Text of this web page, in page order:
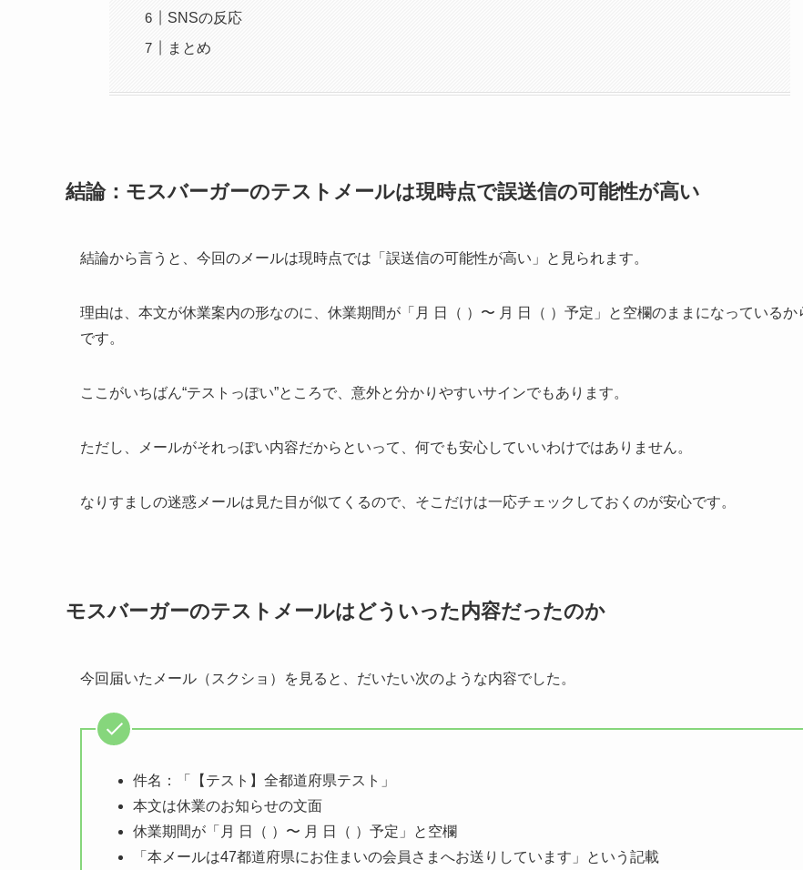
SNSの反応
まとめ
結論：モスバーガーのテストメールは現時点で誤送信の可能性が高い
結論から言うと、今回のメールは現時点では「誤送信の可能性が高い」と見られます。
理由は、本文が休業案内の形なのに、休業期間が「月 日（ ）〜 月 日（ ）予定」と空欄のままになっているか
です。
ここがいちばん“テストっぽい”ところで、意外と分かりやすいサインでもあります。
ただし、メールがそれっぽい内容だからといって、何でも安心していいわけではありません。
なりすましの迷惑メールは見た目が似てくるので、そこだけは一応チェックしておくのが安心です。
モスバーガーのテストメールはどういった内容だったのか
今回届いたメール（スクショ）を見ると、だいたい次のような内容でした。
件名：「【テスト】全都道府県テスト」
本文は休業のお知らせの文面
休業期間が「月 日（ ）〜 月 日（ ）予定」と空欄
「本メールは47都道府県にお住まいの会員さまへお送りしています」という記載